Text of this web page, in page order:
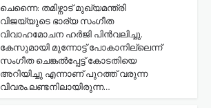
ചെന്നൈ: തമിഴ്നാട് മുഖ്യമന്ത്രി
വിജയ്‌യുടെ ഭാര്യ സംഗീത
വിവാഹമോചന ഹർജി പിൻവലിച്ചു.
കേസുമായി മുന്നോട്ട് പോകാനില്ലെന്ന്
സംഗീത ചെങ്കൽപ്പേട്ട് കോടതിയെ
അറിയിച്ചു എന്നാണ് പുറത്ത് വരുന്ന
വിവരം.ലണ്ടനിലായിരുന്ന…